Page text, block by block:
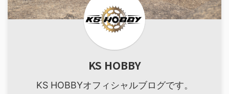
KS HOBBY
KS HOBBYオフィシャルブログです。